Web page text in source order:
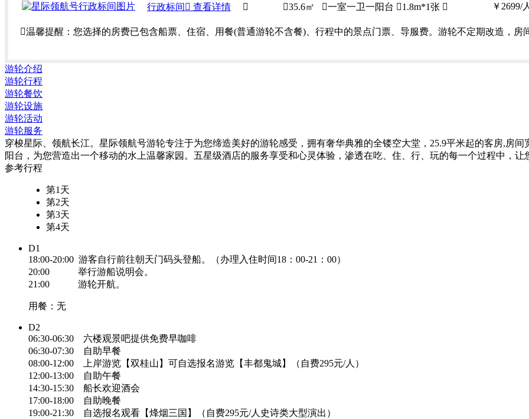
行政标间  查看详情  35.6㎡ 一室一卫一阳台 1.8m*1张  ￥ 2699/人
温馨提醒： 您选择的房费已包含船票、住宿、用餐(普通游轮不含餐)、行程中的景点门票、导服费。游轮不定期改造，房
游轮介绍
游轮行程
游轮餐饮
游轮设施
游轮活动
游轮服务
穿梭星际、领航长江。星际领航号游轮专注于为您缔造美好的游轮感受，拥有奢华典雅的全镂空大堂，25.9平米起的客房,房
阳台，为您营造出一个移动的水上温馨家园。五星级酒店的服务享受和心灵体验，渗透在吃、住、行、玩的每一个过程中，让
参考行程
第1天
第2天
第3天
第4天
D1
18:00-20:00 游客自行前往朝天门码头登船。（办理入住时间18：00-21：00）
20:00 举行游船说明会。
21:00 游轮开航。
用餐：无
D2
06:30-06:30 六楼观景吧提供免费早咖啡
06:30-07:30 自助早餐
08:00-12:00 上岸游览【双桂山】可自选报名游览【丰都鬼城】（自费295元/人）
12:00-13:00 自助午餐
14:30-15:30 船长欢迎酒会
17:00-18:00 自助晚餐
19:00-21:30 自选报名观看【烽烟三国】（自费295元/人史诗类大型演出）